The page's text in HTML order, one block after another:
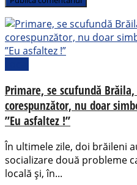
Primare, se scufundă
corespunzător, nu doar
”Eu asfaltez !”
În ultimele zile, doi brăileni
socializare două probleme
locală și, în...